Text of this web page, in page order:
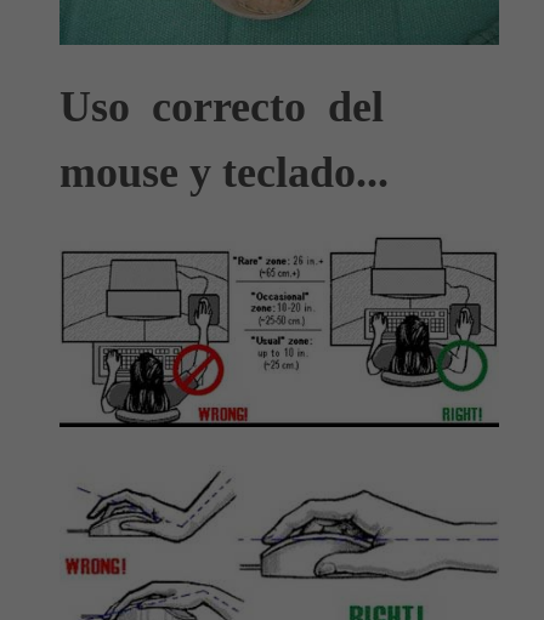
Uso correcto del
mouse y teclado...